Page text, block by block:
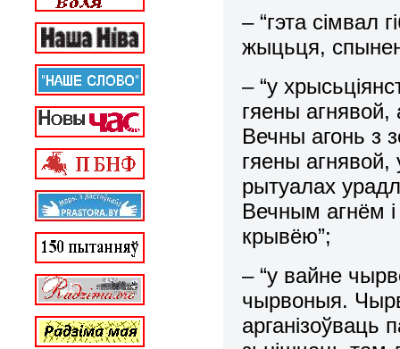
– “гэта сімвал
жыцьця,
– “у
гяены
Вечны агонь з
гяены агнявой,
рытуалах
Вечным агнём
крывёю”;
– “у вайне
чырвоныя.
арганізоўваць